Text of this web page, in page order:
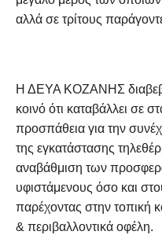
αλλά σε τρίτους
Η ΔΕΥΑ ΚΟΖΑΝΗΣ
κοινό ότι καταβάλλει σε
προσπάθεια για την
της εγκατάστασης
αναβάθμιση των
υφιστάμενους όσο και
παρέχοντας στην τοπική
& περιβαλλοντικά οφέλη.